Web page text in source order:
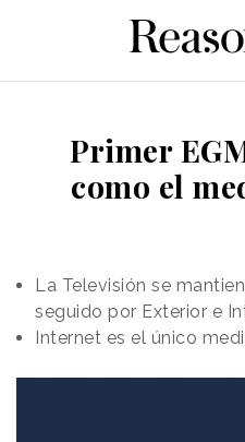
Primer
como el
La Televisión se
seguido por Exterior e
Internet es el único